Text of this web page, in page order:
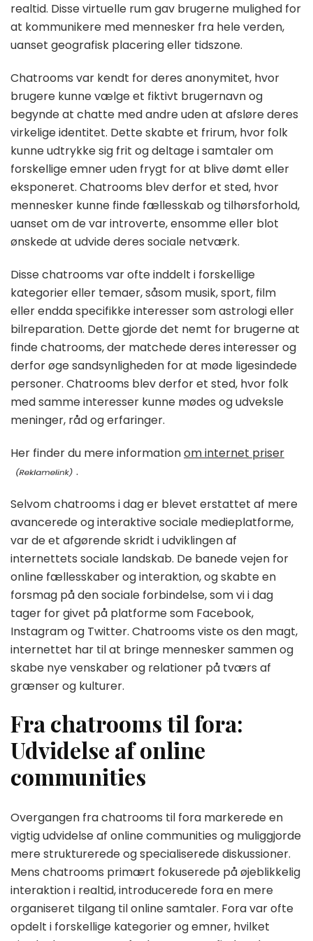
realtid. Disse virtuelle rum gav brugerne mulighed for
at kommunikere med mennesker fra hele verden,
uanset geografisk placering eller tidszone.
Chatrooms var kendt for deres anonymitet, hvor
brugere kunne vælge et fiktivt brugernavn og
begynde at chatte med andre uden at afsløre deres
virkelige identitet. Dette skabte et frirum, hvor folk
kunne udtrykke sig frit og deltage i samtaler om
forskellige emner uden frygt for at blive dømt eller
eksponeret. Chatrooms blev derfor et sted, hvor
mennesker kunne finde fællesskab og tilhørsforhold,
uanset om de var introverte, ensomme eller blot
ønskede at udvide deres sociale netværk.
Disse chatrooms var ofte inddelt i forskellige
kategorier eller temaer, såsom musik, sport, film
eller endda specifikke interesser som astrologi eller
bilreparation. Dette gjorde det nemt for brugerne at
finde chatrooms, der matchede deres interesser og
derfor øge sandsynligheden for at møde ligesindede
personer. Chatrooms blev derfor et sted, hvor folk
med samme interesser kunne mødes og udveksle
meninger, råd og erfaringer.
Her finder du mere informationom internet priser
.
Selvom chatrooms i dag er blevet erstattet af mere
avancerede og interaktive sociale medieplatforme,
var de et afgørende skridt i udviklingen af
internettets sociale landskab. De banede vejen for
online fællesskaber og interaktion, og skabte en
forsmag på den sociale forbindelse, som vi i dag
tager for givet på platforme som Facebook,
Instagram og Twitter. Chatrooms viste os den magt,
internettet har til at bringe mennesker sammen og
skabe nye venskaber og relationer på tværs af
grænser og kulturer.
Fra chatrooms til fora:
Udvidelse af online
communities
Overgangen fra chatrooms til fora markerede en
vigtig udvidelse af online communities og muliggjorde
mere strukturerede og specialiserede diskussioner.
Mens chatrooms primært fokuserede på øjeblikkelig
interaktion i realtid, introducerede fora en mere
organiseret tilgang til online samtaler. Fora var ofte
opdelt i forskellige kategorier og emner, hvilket